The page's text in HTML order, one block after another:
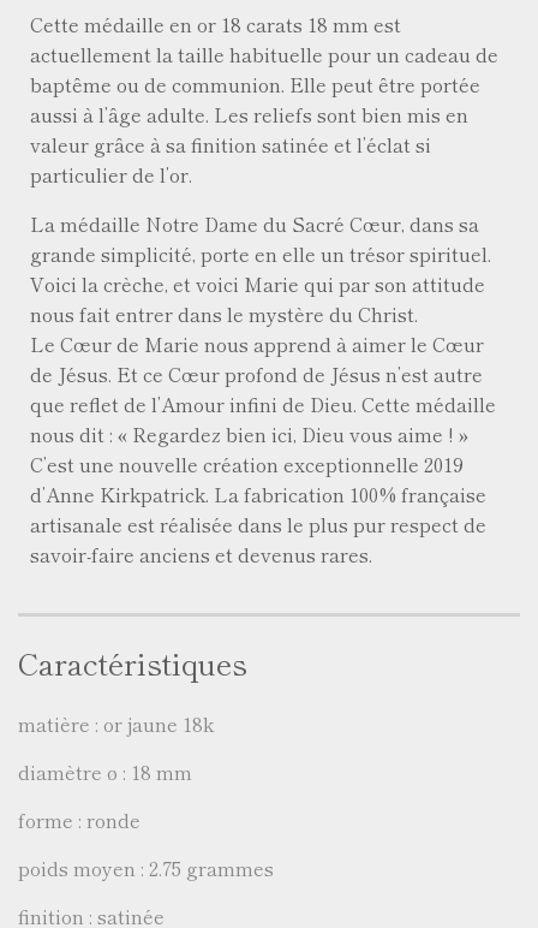
Cette médaille en or 18 carats 18 mm est
actuellement la taille habituelle pour un cadeau de
baptême ou de communion. Elle peut être portée
aussi à l’âge adulte. Les reliefs sont bien mis en
valeur grâce à sa finition satinée et l’éclat si
particulier de l’or.
La médaille Notre Dame du Sacré Cœur, dans sa
grande simplicité, porte en elle un trésor spirituel.
Voici la crèche, et voici Marie qui par son attitude
nous fait entrer dans le mystère du Christ.
Le Cœur de Marie nous apprend à aimer le Cœur
de Jésus. Et ce Cœur profond de Jésus n’est autre
que reflet de l’Amour infini de Dieu. Cette médaille
nous dit : « Regardez bien ici, Dieu vous aime ! »
C’est une nouvelle création exceptionnelle 2019
d’Anne Kirkpatrick. La fabrication 100% française
artisanale est réalisée dans le plus pur respect de
savoir-faire anciens et devenus rares.
Caractéristiques
matière : or jaune 18k
diamètre ø : 18 mm
forme : ronde
poids moyen : 2.75 grammes
finition : satinée